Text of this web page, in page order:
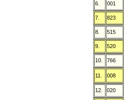
6. 001
7. 823
8. 515
9. 520
10. 766
11. 008
12.
020